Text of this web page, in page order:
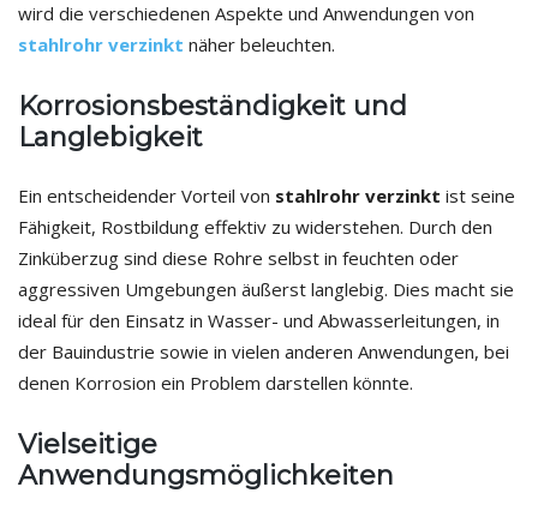
wird die verschiedenen Aspekte und Anwendungen von
stahlrohr verzinkt näher beleuchten.
Korrosionsbeständigkeit und
Langlebigkeit
Ein entscheidender Vorteil von stahlrohr verzinkt ist seine
Fähigkeit, Rostbildung effektiv zu widerstehen. Durch den
Zinküberzug sind diese Rohre selbst in feuchten oder
aggressiven Umgebungen äußerst langlebig. Dies macht sie
ideal für den Einsatz in Wasser- und Abwasserleitungen, in
der Bauindustrie sowie in vielen anderen Anwendungen, bei
denen Korrosion ein Problem darstellen könnte.
Vielseitige
Anwendungsmöglichkeiten